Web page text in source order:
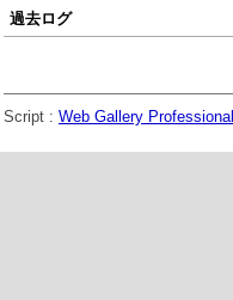
過去ログ
Script : Web Gallery Professional